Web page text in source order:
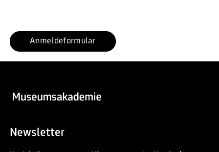
Anmeldeformular
Newsletter